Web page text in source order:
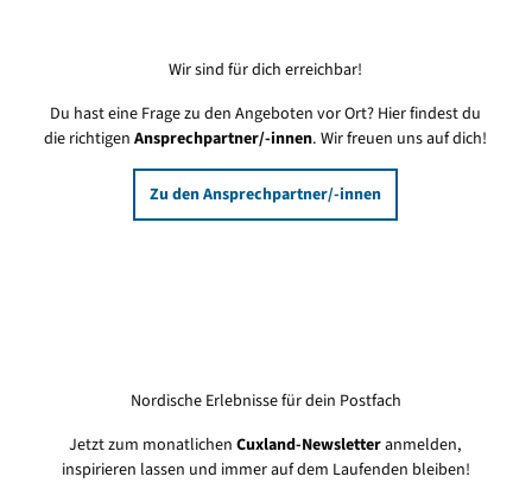
Wir sind für dich erreichbar!
Du hast eine Frage zu den Angeboten vor Ort? Hier findest du
die richtigenAnsprechpartner/-innen. Wir freuen uns auf dich!
Zu den Ansprechpartner/-innen
Nordische Erlebnisse für dein Postfach
Jetzt zum monatlichenCuxland-Newsletteranmelden,
inspirieren lassen und immer auf dem Laufenden bleiben!